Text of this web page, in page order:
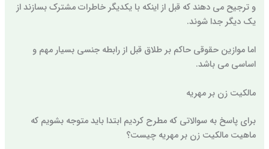
و ترجیح می دهند که قبل از اینکه با یکدیگر خاطرات مشترک بسازند از
یک دیگر جدا شوند.
اما موازین حقوقی حاکم بر طلاق قبل از رابطه جنسی بسیار مهم و
اساسی می باشد.
مالکیت زن بر مهریه
برای پاسخ به سوالاتی که مطرح کردیم ابتدا باید متوجه بشویم که
ماهیت مالکیت زن بر مهریه چیست؟